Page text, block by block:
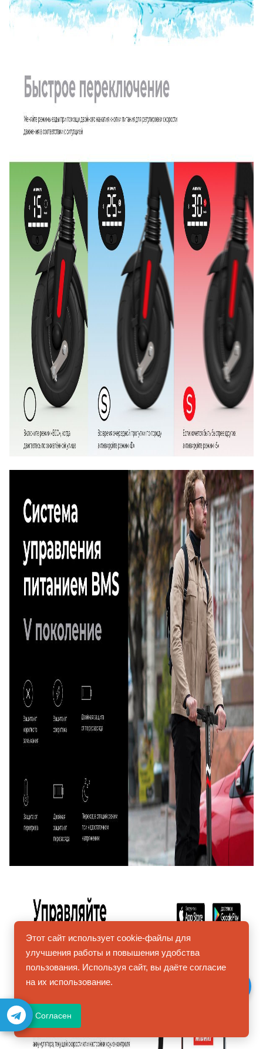
Этот сайт использует cookie-файлы для
улучшения работы и повышения удобства
пользования. Используя сайт, вы даёте согласие
на их использование.
Согласен